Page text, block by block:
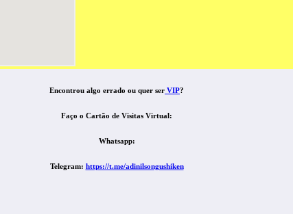
Encontrou algo errado ou quer ser VIP?
Faço o Cartão de Visitas Virtual:
Whatsapp:
Telegram: https://t.me/adinilsongushiken